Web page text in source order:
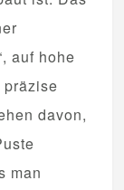
auf hohe
präzise
davon,
man